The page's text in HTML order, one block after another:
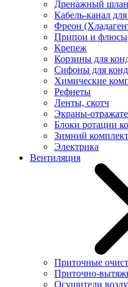
Дренажный
Кабель-канал
Фреон
Припои и флюсы
Крепеж
Корзины для
Сифоны для
Химические
Рефнеты
Ленты, скотч
Экраны-
Блоки ротации
Зимний
Электрика
Вентиляция
Приточные
Приточно-
Осушители